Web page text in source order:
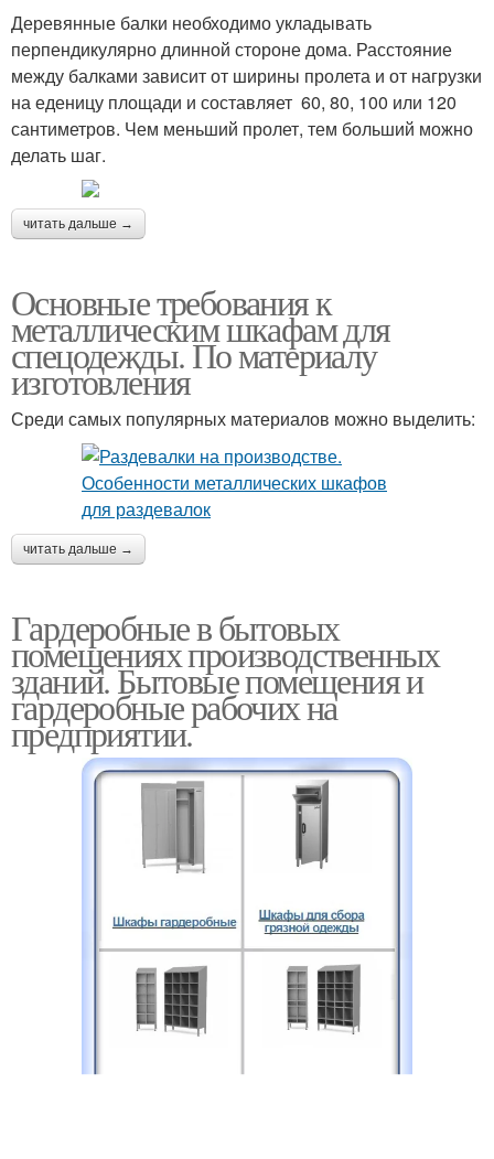
Деревянные балки необходимо укладывать
перпендикулярно длинной стороне дома. Расстояние
между балками зависит от ширины пролета и от нагрузки
на еденицу площади и составляет 60, 80, 100 или 120
сантиметров. Чем меньший пролет, тем больший можно
делать шаг.
читать дальше →
Основные требования к
металлическим шкафам для
спецодежды. По материалу
изготовления
Среди самых популярных материалов можно выделить:
читать дальше →
Гардеробные в бытовых
помещениях производственных
зданий. Бытовые помещения и
гардеробные рабочих на
предприятии.